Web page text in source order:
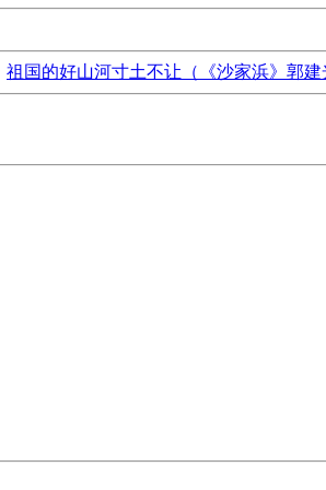
祖国的好山河寸土不让（《沙家浜》郭建